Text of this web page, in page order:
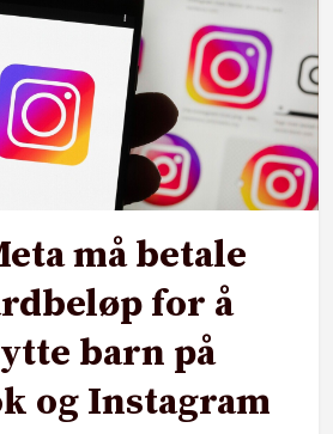
må betale
for å
barn på
og Instagram